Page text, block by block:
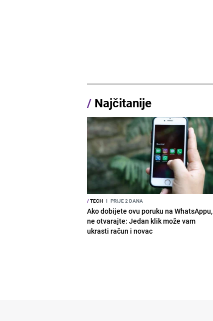
/ Najčitanije
/TECH I PRIJE 2 DANA
Ako dobijete ovu poruku na WhatsAppu,
ne otvarajte: Jedan klik može vam
ukrasti račun i novac